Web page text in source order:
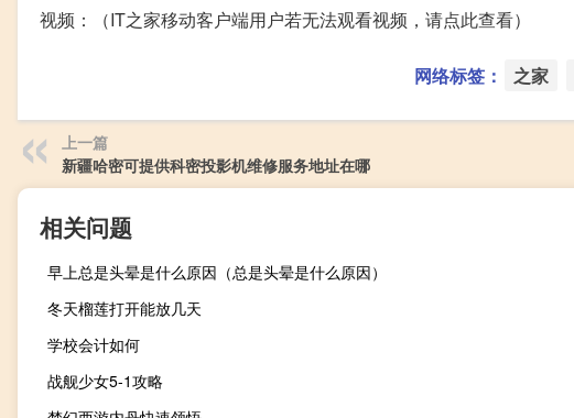
视频：（IT之家移动客户端用户若无法观看视频，请点此查看）
网络标签： 之家
上一篇
新疆哈密可提供科密投影机维修服务地址在哪
相关问题
早上总是头晕是什么原因（总是头晕是什么原因）
冬天榴莲打开能放几天
学校会计如何
战舰少女5-1攻略